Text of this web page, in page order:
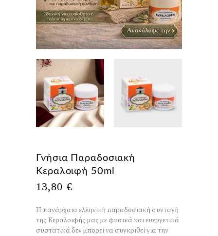
Γνήσια Παραδοσιακή
Κεραλοιφή 50ml
13,80 €
Η πανάρχαια ελληνική παραδοσιακή συνταγή
της Κεραλοιφής μας με φυσικά και ευεργετικά
συστατικά δεν μπορεί να συγκριθεί για την